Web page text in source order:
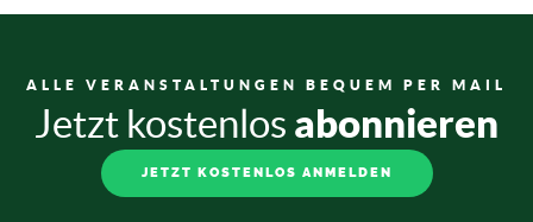
ALLE VERANSTALTUNGEN BEQUEM PER MAIL
Jetzt kostenlos abonnieren
JETZT KOSTENLOS ANMELDEN